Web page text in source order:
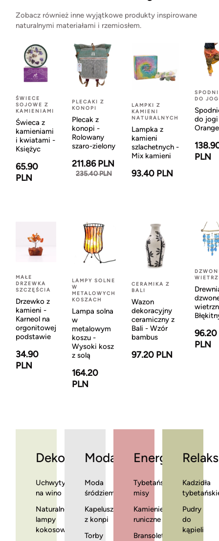
Zobacz również inne wyjątkowe produkty inspirowane
naturalnymi materiałami i rzemiosłem.
ŚWIECE
SOJOWE Z
KAMIENIAMI
Świeca z
kamieniami
i kwiatami -
Księżyc
65.90
PLN
PLECAKI Z
KONOPI
Plecak z
konopi -
Rolowany
szaro-zielony
211.86 PLN
235.40 PLN
LAMPKI Z
KAMIENI
NATURALNYCH
Lampka z
kamieni
szlachetnych -
Mix kamieni
93.40 PLN
DO
do
Orange
PLN
MAŁE
DRZEWKA
SZCZĘŚCIA
Drzewko z
kamieni -
Karneol na
orgonitowej
podstawie
34.90
PLN
LAMPY SOLNE
W
METALOWYCH
KOSZACH
Lampa solna
w
metalowym
koszu -
Wysoki kosz
z solą
164.20
PLN
CERAMIKA Z
BALI
Wazon
dekoracyjny
ceramiczny z
Bali - Wzór
bambus
97.20 PLN
96.20
PLN
Dekoracje
Uchwyty
na wino
Naturalne
lampy
kokosowe
Moda
Moda
śródziemnomorska
Kapelusze
z konpi
Torby
Energia
Tybetańskie
misy
Kamienie
runiczne
Bransoletki
Relaks
Kadzidła
Pudry
do
kąpieli